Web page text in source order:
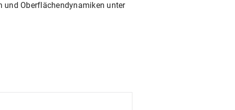
und Oberflächendynamiken unter